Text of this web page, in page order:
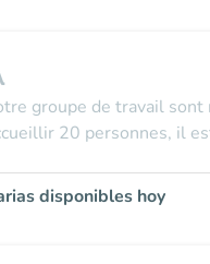
groupe de travail
20 personnes, il
disponibles hoy